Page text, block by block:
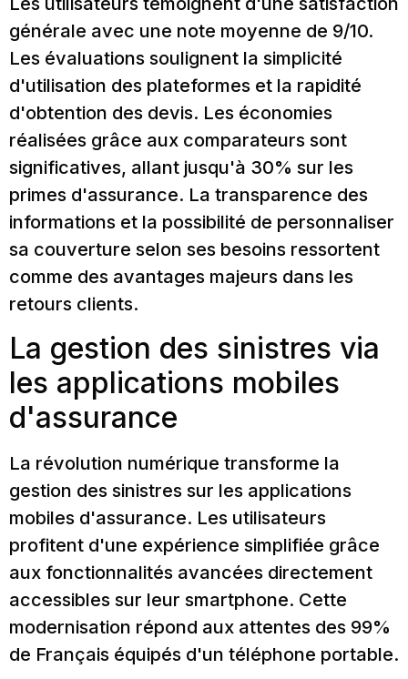
générale avec une note moyenne de 9/10.
Les évaluations soulignent la simplicité
d'utilisation des plateformes et la rapidité
d'obtention des devis. Les économies
réalisées grâce aux comparateurs sont
significatives, allant jusqu'à 30% sur les
primes d'assurance. La transparence des
informations et la possibilité de personnaliser
sa couverture selon ses besoins ressortent
comme des avantages majeurs dans les
retours clients.
La gestion des sinistres via
les applications mobiles
d'assurance
La révolution numérique transforme la
gestion des sinistres sur les applications
mobiles d'assurance. Les utilisateurs
profitent d'une expérience simplifiée grâce
aux fonctionnalités avancées directement
accessibles sur leur smartphone. Cette
modernisation répond aux attentes des 99%
de Français équipés d'un téléphone portable.